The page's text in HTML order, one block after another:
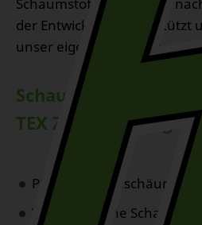
der Entwicklung unterstützt
unser eigener Musterbau.
Schaumstoffe mit
TEX Zertifizierung
PUR- Standardschäume
Viskoelastische